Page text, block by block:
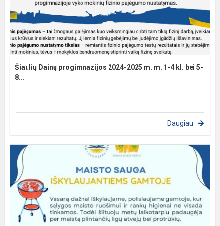
Šiaulių Dainų progimnazijos 2024-2025 m. m. 1-4 kl. bei 5-
8...
Daugiau